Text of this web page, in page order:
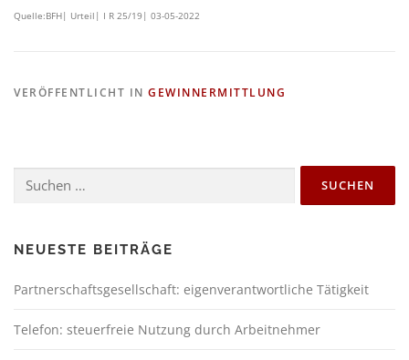
Quelle:BFH| Urteil| I R 25/19| 03-05-2022
VERÖFFENTLICHT IN GEWINNERMITTLUNG
NEUESTE BEITRÄGE
Partnerschaftsgesellschaft: eigenverantwortliche Tätigkeit
Telefon: steuerfreie Nutzung durch Arbeitnehmer